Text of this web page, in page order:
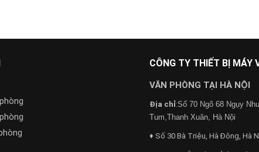
CÔNG TY THIẾT BỊ MÁY
VĂN PHÒNG TẠI HÀ NỘI
Địa chỉ:Số 70 Ngõ 68 Ngụy
Tum,Thanh Xuân, Hà Nội
♦ Số 30 Bà Triệu, Hà Đông, Hà